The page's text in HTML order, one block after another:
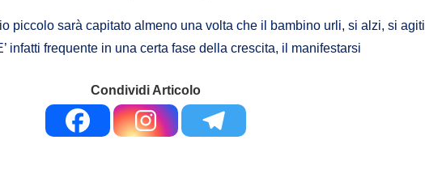
piccolo sarà capitato almeno una volta che il bambino urli, si alzi, si agiti
infatti frequente in una certa fase della crescita, il manifestarsi
Condividi Articolo